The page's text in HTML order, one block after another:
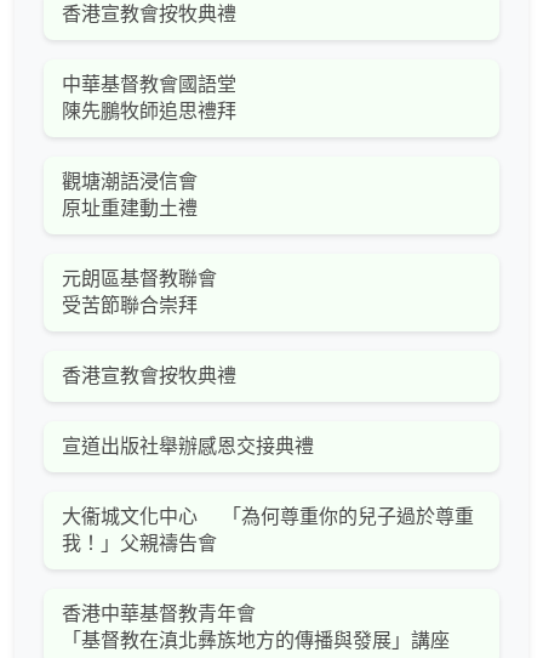
香港宣教會按牧典禮
中華基督教會國語堂
陳先鵬牧師追思禮拜
觀塘潮語浸信會
原址重建動土禮
元朗區基督教聯會
受苦節聯合崇拜
香港宣教會按牧典禮
宣道出版社舉辦感恩交接典禮
大衞城文化中心 「為何尊重你的兒子過於尊重
我！」父親禱告會
香港中華基督教青年會
「基督教在滇北彝族地方的傳播與發展」講座